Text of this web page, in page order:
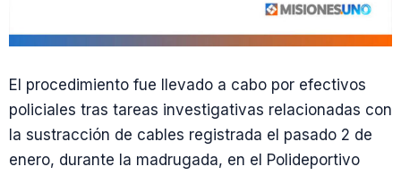
El procedimiento fue llevado a cabo por efectivos
policiales tras tareas investigativas relacionadas con
la sustracción de cables registrada el pasado 2 de
enero, durante la madrugada, en el Polideportivo